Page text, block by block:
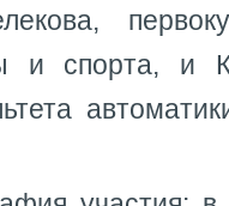
и спорта, и